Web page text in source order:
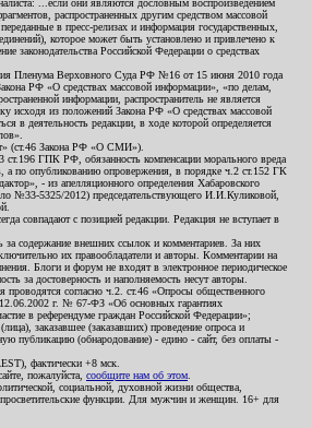
...если они являются дословным воспроизведением
распространенных другим средством массовой
в пресс-релизах и информация государственных,
которое может быть установлено и привлечено к
законодательства Российской Федерации о средствах
Пленума Верховного Суда РФ №16 от 15 июня 2010 года
РФ «О средствах массовой информации», «по делам,
информации, распространитель не является
исходя из положений Закона РФ «О средствах массовой
в деятельность редакции, в ходе которой определяется
(ст.46 Закона РФ «О СМИ»).
ст.196 ГПК РФ, обязанность компенсации морального вреда
а по опубликованию опровержения, в порядке ч.2 ст.152 ГК
- из апелляционного определения Хабаровского
№33-5325/2012) председательствующего И.И.Куликовой,
совпадают с позицией редакции. Редакция не вступает в
за содержание внешних ссылок и комментариев. За них
их правообладатели и авторы. Комментарии на
Блоги и форум не входят в электронное периодическое
за достоверность и наполняемость несут авторы.
проводятся согласно ч.2. ст.46 «Опросы общественного
12.06.2002 г. № 67-ФЗ «Об основных гарантиях
в референдуме граждан Российской Федерации»;
заказавшее (заказавших) проведение опроса и
публикацию (обнародование) - едино - сайт, без оплаты -
фактически +8 мск.
пожалуйста, сообщите нам об этом
социальной, духовной жизни общества,
функции. Для мужчин и женщин. 16+ для